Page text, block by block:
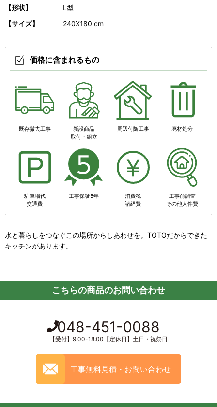
【形状】
L型
【サイズ】
240X180 cm
価格に含まれるもの
既存撤去工事
新設商品
取付・組立
周辺付随工事 廃材処分
駐車場代
交通費
工事保証5年
消費税
諸経費
工事前調査
その他人件費
水と暮らしをつなぐこの場所からしあわせを。TOTOだからできた
キッチンがあります。
こちらの商品のお問い合わせ
048-451-0088
【受付】9:00-18:00【定休日】土日・祝祭日
工事無料見積・お問い合わせ